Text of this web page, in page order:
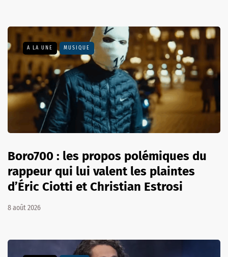
A LA UNE MUSIQUE
Boro700 : les propos polémiques du
rappeur qui lui valent les plaintes
d’Éric Ciotti et Christian Estrosi
8 août 2026